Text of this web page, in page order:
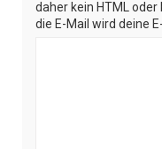
daher kein HTML
die E-Mail wird deine